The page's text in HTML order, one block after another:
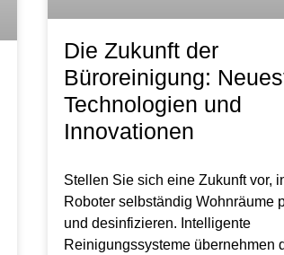
Die Zukunft der
Büroreinigung:
Technologien und
Innovationen
Stellen Sie sich eine Zukunft vor,
Roboter selbständig Wohnräume
und desinfizieren. Intelligente
Reinigungssysteme übernehmen